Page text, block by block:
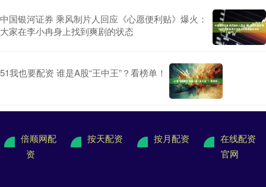
中国银河证券 乘风制片人回应《心愿便利贴》爆火：
大家在李小冉身上找到爽剧的状态
51我也要配资 谁是A股“王中王”？看榜单！
倍顺网配
资
按天配资 按月配资
在线配资
官网